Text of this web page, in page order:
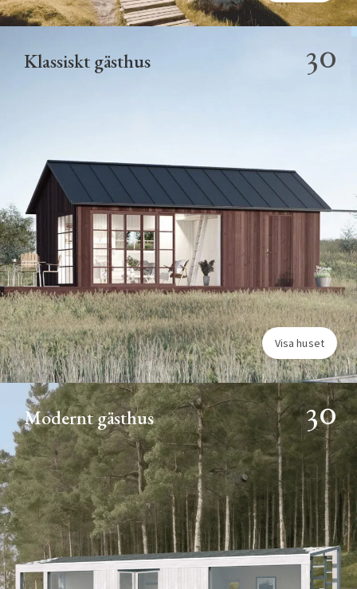
Klassiskt gästhus 30
Visa huset
Modernt gästhus 30